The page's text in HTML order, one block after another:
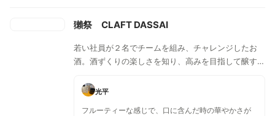
獺祭 CLAFT DASSAI
若い社員が２名でチームを組み、チャレンジしたお
酒。酒ずくりの楽しさを知り、高みを目指して醸す一
光平
フルーティーな感じで、口に含んだ時の華やかさが